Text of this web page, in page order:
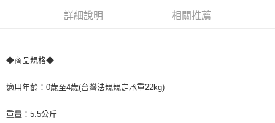
２．關於個人資料處理事宜，請瀏覽以下網址：
任。
時審查核予不同之上限額度；若仍有額度不足之情形，本公司將視審查結果
恩沛科技股份有限公司將有權停止該用戶之使用額度並採取法律行動。
詳細說明 相關推薦
◆商品規格◆
適用年齡：0歲至4歲(台灣法規規定承重22kg)
重量：5.5公斤